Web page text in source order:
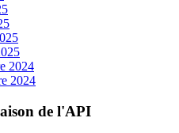
2024
2024
de l'API